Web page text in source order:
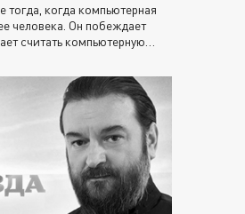
когда компьютерная
человека. Он побеждает
считать компьютерную